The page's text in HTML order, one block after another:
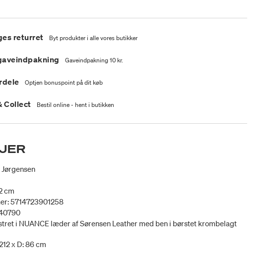
returret Byt produkter i alle vores butikker
Gaveindpakning 10 kr.
Optjen bonuspoint på dit køb
Collect Bestil online - hent i butikken
cm
5714723901258
i NUANCE læder af Sørensen Leather med ben i børstet krombelagt
x D: 86 cm